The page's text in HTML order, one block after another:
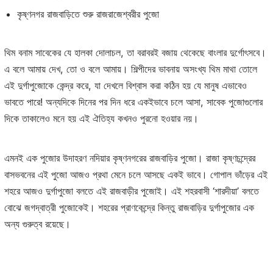
কৃষ্ণনগর রাজবাড়িতে শুরু রাজরাজেশ্বরীর পুজো
থিম বনাম সাবেকের যে হালকা দোলাচল, তা বরাবরই বজায় থেকেছে বাংলার দুর্গোৎসবে।
এ বলে আমায় দেখ, তো ও বলে আমায়। শিল্পীদের ভাবনায় অসংখ্য থিম মাথা তোলে
এই দুর্গাপুজোকে কেন্দ্র করে, যা দেখলে বিশ্বাস করা কঠিন হয় যে মানুষ এভাবেও
ভাবতে পারে! অন্যদিকে দিনের পর দিন ধরে একইভাবে চলে আসা, সাবেক পুজোগুলোর
দিকে তাকালেও মনে হয় এই ঐতিহ্য কখনও পুরনো হওয়ার নয়।
এমনই এক পুজোর উদাহরণ নদিয়ার কৃষ্ণনগরের রাজবাড়ির পুজো। রাজা কৃষ্ণচন্দ্রের
বাসভবনের এই পুজো আজও প্রথা মেনে চলে আসছে একই ভাবে। গোপাল ভাঁড়ের এই
শহরে আজও দুর্গাপুজো বলতে এই রাজবাড়ীর পুজোই। এই শহরবাসী ‘শারদীয়া’ বলতে
বোঝে জগদ্বাত্রী পুজোকেই। শহরের প্রাণকেন্দ্রে কিন্তু রাজবাড়ির দুর্গাপুজোর এক
অন্য গুরুত্ব রয়েছে।